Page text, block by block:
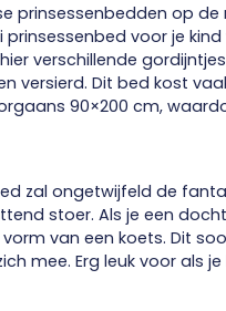
prinsessenbedden op de
voor je kind
verschillende
versierd. Dit bed kost
90×200 cm,
zal ongetwijfeld de
stoer. Als je een
van een koets. Dit
mee. Erg leuk voor als je